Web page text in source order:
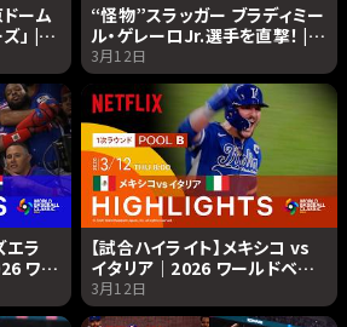
ーム
」 |
ルク
“怪物”スラッガー ブラディミー
ル・ゲレーロJr.選手を直撃！ |
2026 ワールドベースボールク
ラシック | Netflix Japan
3月12日
エラ
ワー
ク |
【試合ハイライト】メキシコ vs
イタリア｜2026 ワールドベー
スボールクラシック | Netflix
Japan
3月12日